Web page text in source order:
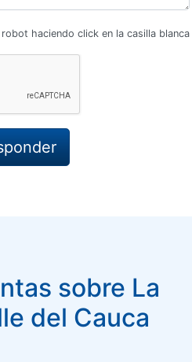
haciendo click en la casilla blanca
sobre La
del Cauca